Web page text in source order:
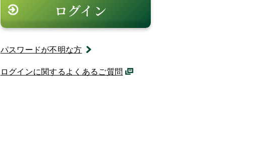
ログイン
パスワードが不明な方
ログインに関するよくあるご質問